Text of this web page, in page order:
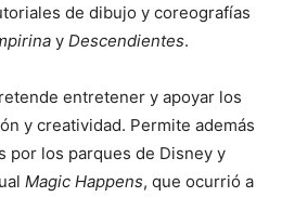
de dibujo y coreografías
y Descendientes.
entretener y apoyar los
y creatividad. Permite además
por los parques de Disney y
Magic Happens, que ocurrió a